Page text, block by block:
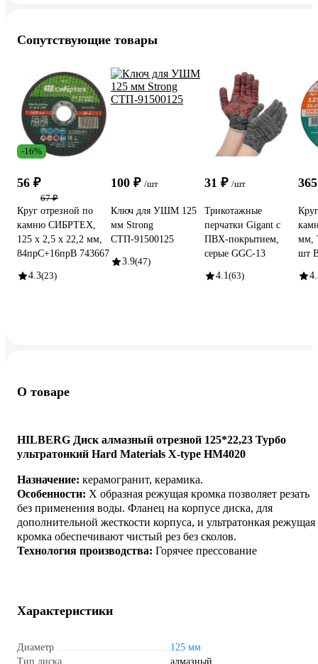
Сопутствующие товары
-16%
56 ₽
67 ₽
Круг отрезной по
камню СИБРТЕХ,
125 х 2,5 х 22,2 мм,
84прC+16прB 743667
4.3(23)
100 ₽ /шт
Ключ для УШМ 125
мм Strong
СТП-91500125
3.9(47)
31 ₽ /шт
Трикотажные
перчатки Gigant с
ПВХ-покрытием,
серые GGC-13
4.1 (63)
мм,
шт
О товаре
HILBERG Диск алмазный отрезной 125*22,23 Турбо
ультратонкий Hard Materials X-type HM4020
Назначение: керамогранит, керамика.
Особенности: Х образная режущая кромка позволяет резать
без применения воды. Фланец на корпусе диска, для
дополнительной жесткости корпуса, и ультратонкая режущая
кромка обеспечивают чистый рез без сколов.
Технология производства: Горячее прессование
Характеристики
Диаметр
125 мм
Тип диска
алмазный